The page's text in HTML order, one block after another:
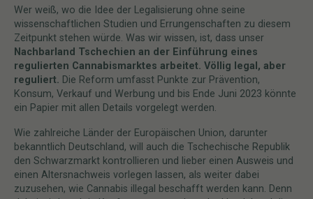
Wer weiß, wo die Idee der Legalisierung ohne seine
wissenschaftlichen Studien und Errungenschaften zu diesem
Zeitpunkt stehen würde. Was wir wissen, ist, dass unser
Nachbarland Tschechien an der Einführung eines
regulierten Cannabismarktes arbeitet. Völlig legal, aber
reguliert. Die Reform umfasst Punkte zur Prävention,
Konsum, Verkauf und Werbung und bis Ende Juni 2023 könnte
ein Papier mit allen Details vorgelegt werden.
Wie zahlreiche Länder der Europäischen Union, darunter
bekanntlich Deutschland, will auch die Tschechische Republik
den Schwarzmarkt kontrollieren und lieber einen Ausweis und
einen Altersnachweis vorlegen lassen, als weiter dabei
zuzusehen, wie Cannabis illegal beschafft werden kann. Denn